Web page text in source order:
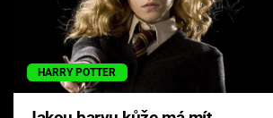
HARRY POTTER